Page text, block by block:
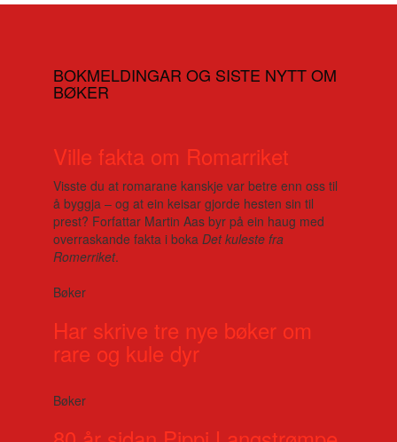
BOKMELDINGAR OG SISTE NYTT OM
BØKER
Ville fakta om Romarriket
Visste du at romarane kanskje var betre enn oss til
å byggja – og at ein keisar gjorde hesten sin til
prest? Forfattar Martin Aas byr på ein haug med
overraskande fakta i boka Det kuleste fra
Romerriket.
Bøker
Har skrive tre nye bøker om
rare og kule dyr
Bøker